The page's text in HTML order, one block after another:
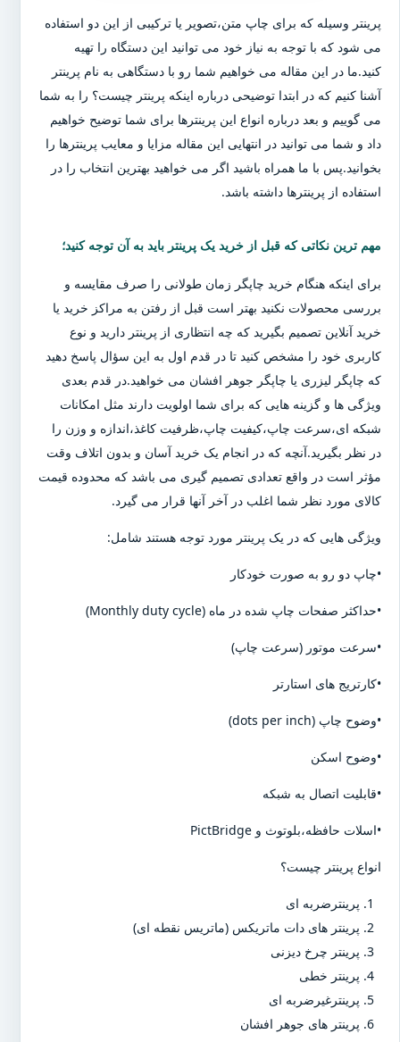
پرینتر وسیله که برای چاپ متن،تصویر یا ترکیبی از این دو استفاده
می شود که با توجه به نیاز خود می توانید این دستگاه را تهیه
کنید.ما در این مقاله می خواهیم شما رو با دستگاهی به نام پرینتر
آشنا کنیم که در ابتدا توضیحی درباره اینکه پرینتر چیست؟ را به شما
می گوییم و بعد درباره انواع این پرینترها برای شما توضیح خواهیم
داد و شما می توانید در انتهایی این مقاله مزایا و معایب پرینترها را
بخوانید.پس با ما همراه باشید اگر می خواهید بهترین انتخاب را در
استفاده از پرینترها داشته باشد.
مهم ترین نکاتی که قبل از خرید یک پرینتر باید به آن توجه کنید؛
برای اینکه هنگام خرید چاپگر زمان طولانی را صرف مقایسه و
بررسی محصولات نکنید بهتر است قبل از رفتن به مراکز خرید یا
خرید آنلاین تصمیم بگیرید که چه انتظاری از پرینتر دارید و نوع
کاربری خود را مشخص کنید تا در قدم اول به این سؤال پاسخ دهید
که چاپگر لیزری یا چاپگر جوهر افشان می خواهید.در قدم بعدی
ویژگی ها و گزینه هایی که برای شما اولویت دارند مثل امکانات
شبکه ای،سرعت چاپ،کیفیت چاپ،ظرفیت کاغذ،اندازه و وزن را
در نظر بگیرید.آنچه که در انجام یک خرید آسان و بدون اتلاف وقت
مؤثر است در واقع تعدادی تصمیم گیری می باشد که محدوده قیمت
کالای مورد نظر شما اغلب در آخر آنها قرار می گیرد.
ویژگی هایی که در یک پرینتر مورد توجه هستند شامل:
•چاپ دو رو به صورت خودکار
•حداکثر صفحات چاپ شده در ماه (Monthly duty cycle)
•سرعت موتور (سرعت چاپ)
•کارتریج های استارتر
•وضوح چاپ (dots per inch)
•وضوح اسکن
•قابلیت اتصال به شبکه
•اسلات حافظه،بلوتوث و PictBridge
انواع پرینتر چیست؟
پرینترضربه ای
پرینتر های دات ماتریکس (ماتریس نقطه ای)
پرینتر چرخ دیزنی
پرینتر خطی
پرینترغیرضربه ای
پرینتر های جوهر افشان